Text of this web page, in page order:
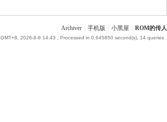
Archiver 手机版 小黑屋 ROM的传人
GMT+8, 2026-8-8 14:43 , Processed in 0.645850 second(s), 14 queries .